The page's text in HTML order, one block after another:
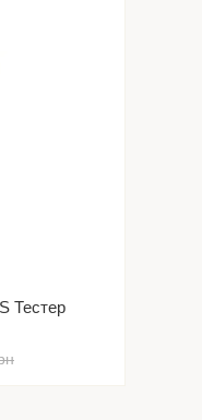
купил марку DKNY и
особым
ноты и
из серии Be
сочетает энергию
эмоции,
обязательно
Тестер